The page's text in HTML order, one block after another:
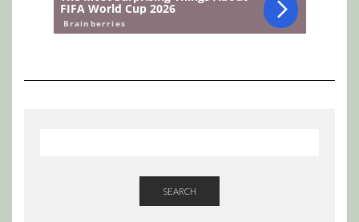
SEARCH